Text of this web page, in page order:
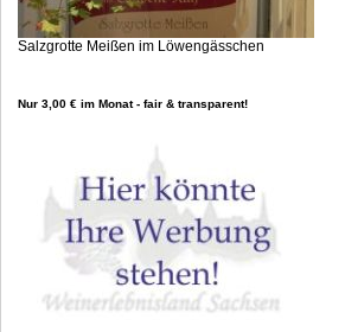
Salzgrotte Meißen im Löwengässchen
Nur 3,00 € im Monat - fair & transparent!